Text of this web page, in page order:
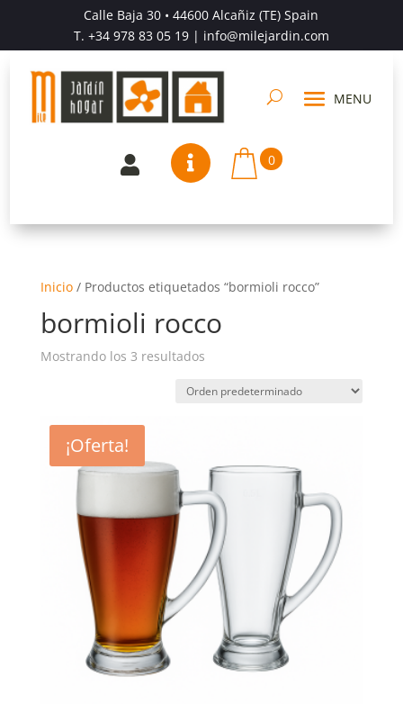
Calle Baja 30 • 44600 Alcañiz (TE) Spain
T. +34 978 83 05 19| info@milejardin.com
  0
Inicio/ Productos etiquetados “bormioli rocco”
bormioli rocco
Mostrando los 3 resultados
¡Oferta!